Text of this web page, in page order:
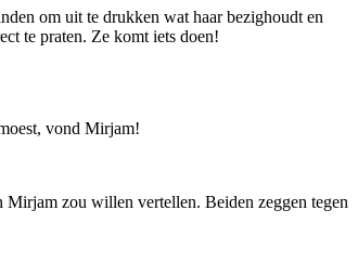
om uit te drukken wat haar bezighoudt en
te praten. Ze komt iets doen!
vond Mirjam!
zou willen vertellen. Beiden zeggen tegen